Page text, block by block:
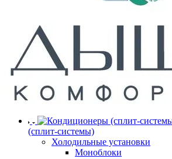
(сплит-системы)
Холодильные установки
Моноблоки